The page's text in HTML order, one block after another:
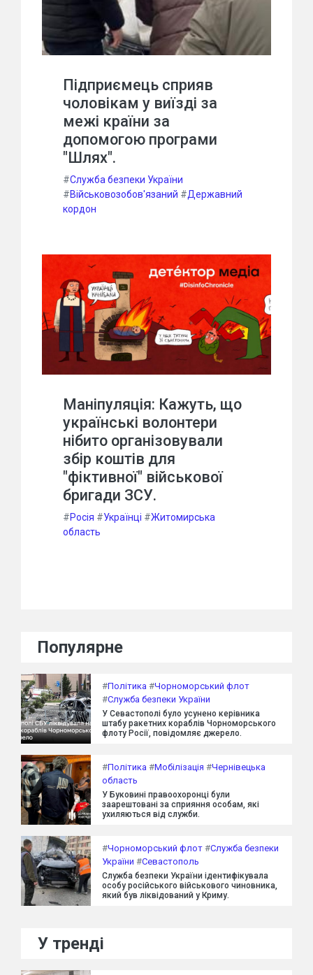
Підприємець сприяв
чоловікам у виїзді за
межі країни за
допомогою програми
"Шлях".
#Служба безпеки України
#Військовозобов'язаний #Державний
кордон
Маніпуляція: Кажуть, що
українські волонтери
нібито організовували
збір коштів для
"фіктивної" військової
бригади ЗСУ.
#Росія #Українці #Житомирська
область
Популярне
#Політика #Чорноморський флот
#Служба безпеки України
У Севастополі було усунено керівника
штабу ракетних кораблів Чорноморського
флоту Росії, повідомляє джерело.
#Політика #Мобілізація #Чернівецька
область
У Буковині правоохоронці були
заарештовані за сприяння особам, які
ухиляються від служби.
#Чорноморський флот #Служба безпеки
України #Севастополь
Служба безпеки України ідентифікувала
особу російського військового чиновника,
який був ліквідований у Криму.
У тренді